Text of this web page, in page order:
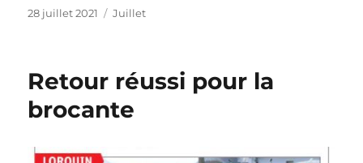
Publié
28 juillet 2021 Catégories
Juillet
Retour réussi pour la
brocante